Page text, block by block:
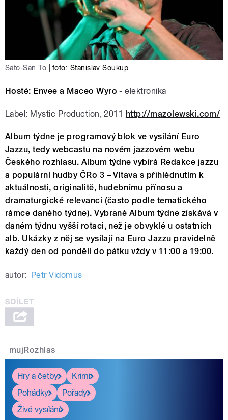
Sato-San To foto: Stanislav Soukup
Hosté: Envee a Maceo Wyro - elektronika
Label: Mystic Production, 2011 http://mazolewski.com/
Album týdne je programový blok ve vysílání Euro
Jazzu, tedy webcastu na novém jazzovém webu
Českého rozhlasu. Album týdne vybírá Redakce jazzu
a populární hudby ČRo 3 – Vltava s přihlédnutím k
aktuálnosti, originalitě, hudebnímu přínosu a
dramaturgické relevanci (často podle tematického
rámce daného týdne). Vybrané Album týdne získává v
daném týdnu vyšší rotaci, než je obvyklé u ostatních
alb. Ukázky z něj se vysílají na Euro Jazzu pravidelně
každý den od pondělí do pátku vždy v 11:00 a 19:00.
autor: Petr Vidomus
mujRozhlas
Hry a četby
Krimi
Pohádky
Pořady
Živé vysílání